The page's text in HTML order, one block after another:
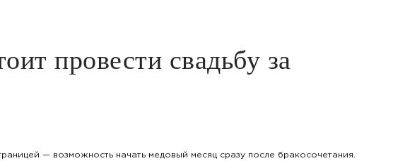
провести свадьбу за
— возможность начать медовый месяц сразу после бракосочетания.